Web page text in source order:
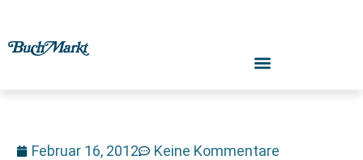
Februar 16, 2012 Keine Kommentare